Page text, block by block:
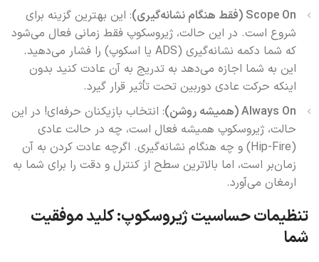
Scope On (فقط هنگام نشانه‌گیری)
: این بهترین گزینه برای
شروع است. در این حالت، ژیروسکوپ فقط زمانی فعال می‌شود
که شما دکمه نشانه‌گیری (ADS یا اسکوپ) را فشار می‌دهید.
این به شما اجازه می‌دهد به تدریج به آن عادت کنید بدون
اینکه حرکت عادی دوربین تحت تأثیر قرار گیرد.
Always On (همیشه روشن)
: انتخاب بازیکنان حرفه‌ای! در این
حالت، ژیروسکوپ همیشه فعال است، چه در حالت عادی
(Hip-Fire) و چه هنگام نشانه‌گیری. اگرچه عادت کردن به آن
زمان‌بر است، اما بالاترین سطح از کنترل و دقت را برای شما به
ارمغان می‌آورد.
تنظیمات حساسیت ژیروسکوپ: کلید موفقیت
شما